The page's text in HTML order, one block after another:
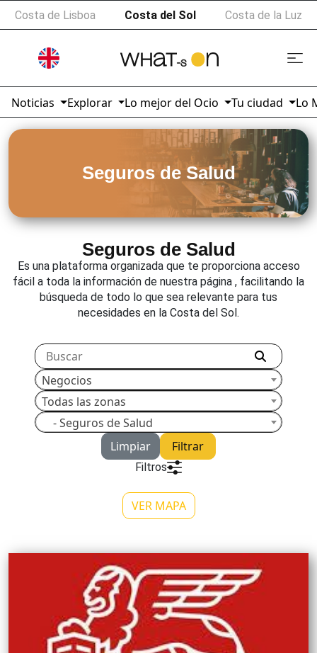
Costa de Lisboa Costa de la Luz
Costa del Sol
Noticias Explorar Lo mejor del Ocio Tu ciudad Lo
Seguros de Salud
Seguros de Salud
Es una plataforma organizada que te proporciona acceso
fácil a toda la información de nuestra página , facilitando la
búsqueda de todo lo que sea relevante para tus
necesidades en la Costa del Sol.
Filtros
Negocios
Todas las zonas
- Seguros de Salud
Limpiar
Filtrar
VER MAPA